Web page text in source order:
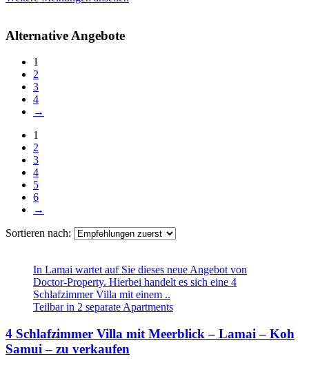
Alternative Angebote
1
2
3
4
→
1
2
3
4
5
6
→
Sortieren nach:
In Lamai wartet auf Sie dieses neue Angebot von
Doctor-Property. Hierbei handelt es sich eine 4
Schlafzimmer Villa mit einem ..
Teilbar in 2 separate Apartments
4 Schlafzimmer Villa mit Meerblick – Lamai – Koh
Samui – zu verkaufen